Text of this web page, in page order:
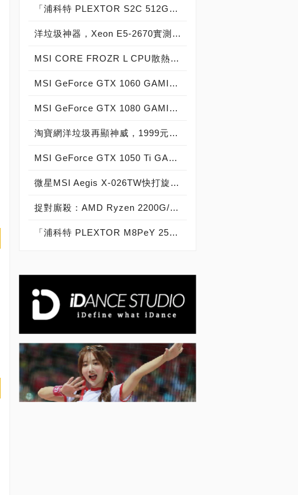
「浦科特 PLEXTOR S2C 512GB SSD」實測開箱，超值型固態硬碟中的優質好貨！
洋垃圾神器，Xeon E5-2670實測開箱大作戰！
MSI CORE FROZR L CPU散熱器實測開箱，微星電競產品再添新兵
MSI GeForce GTX 1060 GAMING X 6G實測開箱，玩家級電競顯示卡中的神兵利器！
MSI GeForce GTX 1080 GAMING X 8G實測開箱，史上最強大Pascal自製顯示卡全面來襲！
淘寶網洋垃圾再顯神威，1999元買到8核心16執行緒Xeon E5-2670神器級處理器！
MSI GeForce GTX 1050 Ti GAMING X 4G實測開箱，中階電競顯示卡中的玩家精品！
微星MSI Aegis X-026TW快打旋風V同梱版實測開箱，VR電競桌機的頂尖之作！
捉對廝殺：AMD Ryzen 2200G/2400G VS Intel Core i3-8100/i5-8400
「浦科特 PLEXTOR M8PeY 256GB、512GB、1TB」實測開箱，玩家級NVMe型PCIe 3.0 x4 SSD效能實測大作戰！